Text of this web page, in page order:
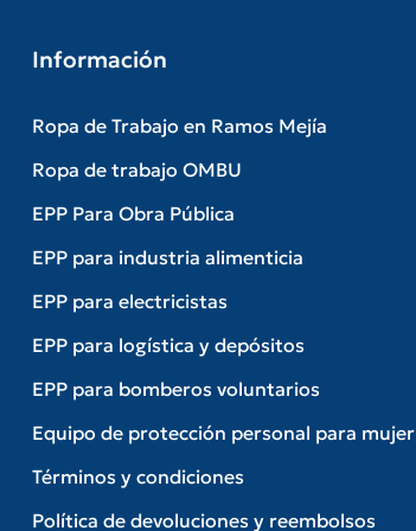
Información
Ropa de Trabajo en Ramos Mejía
Ropa de trabajo OMBU
EPP Para Obra Pública
EPP para industria alimenticia
EPP para electricistas
EPP para logística y depósitos
EPP para bomberos voluntarios
Equipo de protección personal para mujer
Términos y condiciones
Política de devoluciones y reembolsos